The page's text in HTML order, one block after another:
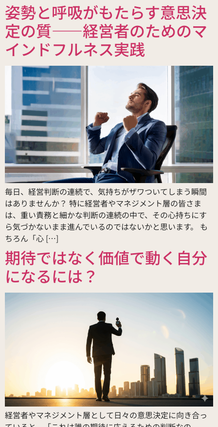
姿勢と呼吸がもたらす意思決
定の質――経営者のためのマ
インドフルネス実践
毎日、経営判断の連続で、気持ちがザワついてしまう瞬間
はありませんか？ 特に経営者やマネジメント層の皆さま
は、重い責務と細かな判断の連続の中で、その心持ちにす
ら気づかないまま進んでいるのではないかと思います。 も
ちろん「心 […]
期待ではなく価値で動く自分
になるには？
経営者やマネジメント層として日々の意思決定に向き合っ